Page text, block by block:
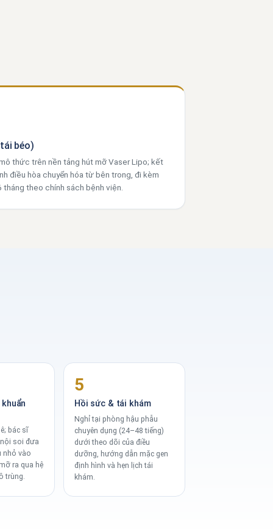
béo)
thức trên nền tảng hút mỡ Vaser Lipo; kết
điều hòa chuyển hóa từ bên trong, đi kèm
theo chính sách bệnh viện.
bác sĩ
soi đưa
nhỏ vào
ra qua hệ
trùng.
5
Hồi sức & tái khám
Nghỉ tại phòng hậu phẫu
chuyên dụng (24–48 tiếng)
dưới theo dõi của điều
dưỡng, hướng dẫn mặc gen
định hình và hẹn lịch tái
khám.